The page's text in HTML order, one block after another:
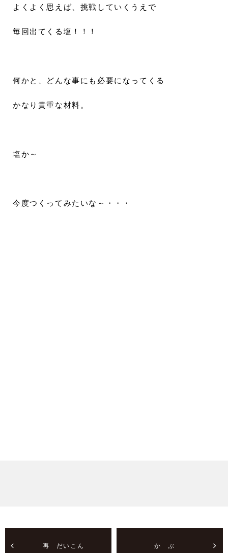
よくよく思えば、挑戦していくうえで
毎回出てくる塩！！！
何かと、どんな事にも必要になってくる
かなり貴重な材料。
塩か～
今度つくってみたいな～・・・
再 だいこん か ぶ